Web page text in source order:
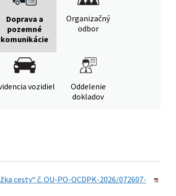
Doprava a
pozemné
komunikácie
Organizačný
odbor
vozidiel
Oddelenie
dokladov
cesty“ č. OU-PO-OCDPK-2026/072607-